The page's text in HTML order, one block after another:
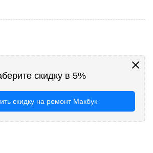
скидку в 5%
скидку на ремонт Макбук